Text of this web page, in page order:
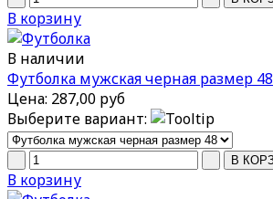
В корзину
В наличии
Футболка мужская черная размер 48
Цена: 287,00 руб
Выберите вариант:
В корзину